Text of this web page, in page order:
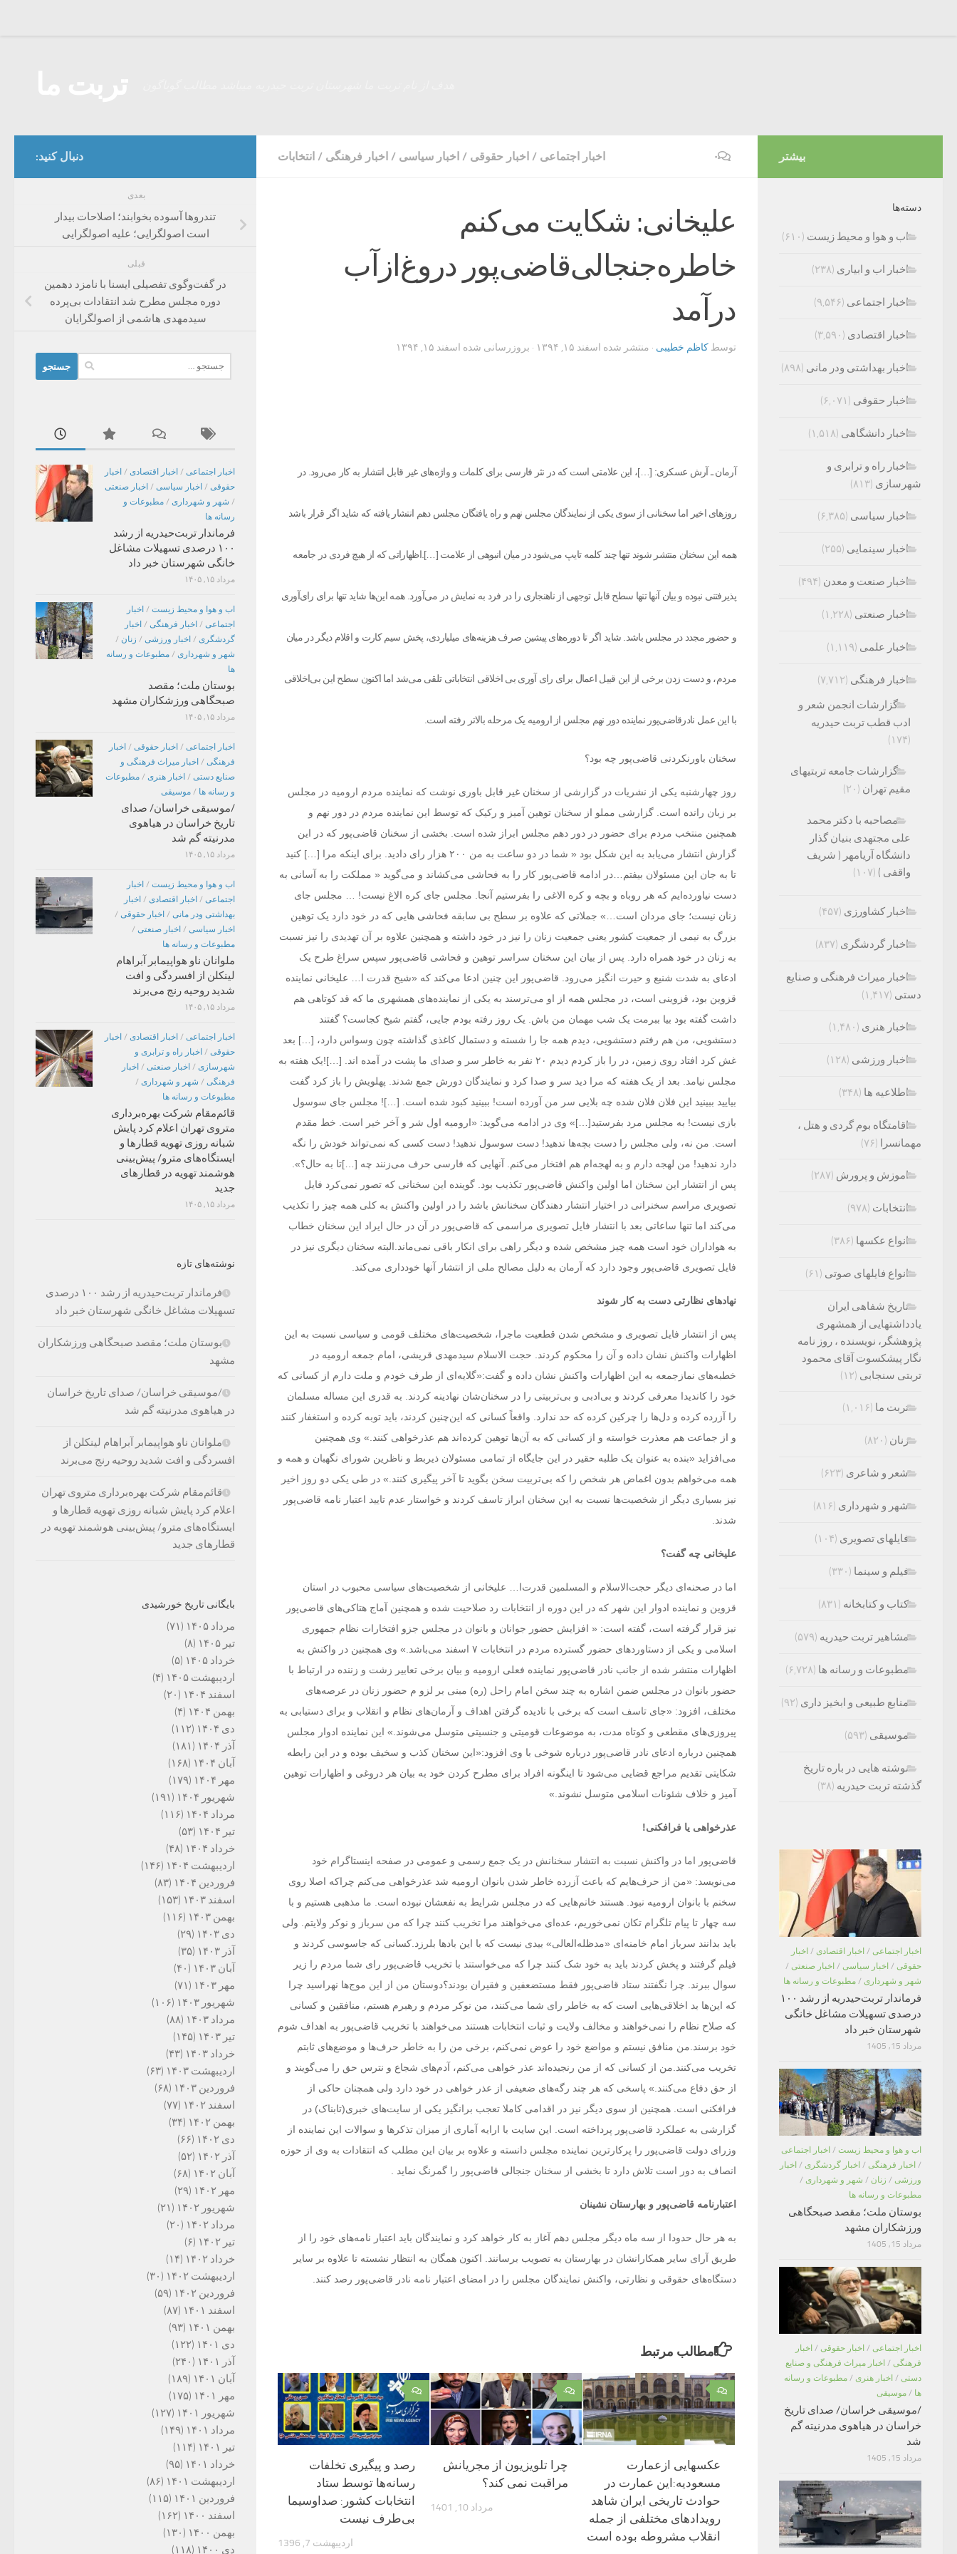
اخبار اجتماعی / اخبار حقوقی / اخبار سیاسی / اخبار فرهنگی / انتخابات ۰
علیخانی: شکایت می‌کنم
خاطره‌جنجالی‌قاضی‌پور دروغ‌از‌آب
درآمد
توسط کاظم خطیبی · منتشر شده اسفند ۱۵, ۱۳۹۴ · بروزرسانی شده اسفند ۱۵, ۱۳۹۴
آرمان ـ آرش عسکری: […]، این علامتی است که در نثر فارسی برای کلمات و واژه‌های غیر قابل انتشار به کار می‌رود. در
روز‌های اخیر اما سخنانی از سوی یکی از نمایندگان مجلس نهم و راه یافتگان مجلس دهم انتشار یافته که شاید اگر قرار باشد
همه این سخنان منتشر شوند تنها چند کلمه تایپ می‌شود در میان انبوهی از علامت […].اظهاراتی که از هیچ فردی در جامعه
پذیرفتنی نبوده و بیان آنها تنها سطح قابل توجهی از ناهنجاری را در فرد به نمایش در می‌آورد. همه این‌ها شاید تنها برای رای‌آوری
و حضور مجدد در مجلس باشد. شاید اگر تا دوره‌های پیشین صرف هزینه‌های میلیاردی، پخش سیم کارت و اقلام دیگر در میان
مردم، و دست زدن برخی از این قبیل اعمال برای رای آوری بی اخلاقی انتخاباتی تلقی می‌شد اما اکنون سطح این بی‌اخلاقی
با این عمل نادرقاضی‌پور نماینده دور نهم مجلس از ارومیه یک مرحله بالاتر رفته است.
سخنان باورنکردنی قاضی‌پور چه بود؟
روز چهارشنبه یکی از نشریات در گزارشی از سخنان غیر قابل باوری نوشت که نماینده مردم ارومیه در مجلس
بر زبان رانده است. گزارشی مملو از سخنان توهین آمیز و رکیک که توسط این نماینده مردم در دور نهم و
همچنین منتخب مردم برای حضور در دور دهم مجلس ابراز شده است. بخشی از سخنان قاضی‌پور که در این
گزارش انتشار می‌یابد به این شکل بود « شما د‌ر د‌و ساعت به من ۲۰۰ هزار رای د‌اد‌ید‌. برای اینکه مرا […] کنید‌
تا به جان این مسئولان بیفتم…در ادامه قاضی‌پور کار را به فحاشی می‌کشاند و می‌گوید « مملکت را به آسانی به
د‌ست نیاورد‌ه‌ایم که هر روباه و بچه و کره الاغی را بفرستیم آنجا. مجلس جای کره الاغ نیست! … مجلس جای
زنان نیست؛ جای مرد‌ان است…» جملاتی که علاوه بر سطح بی سابقه فحاشی هایی که در خود دارد یک توهین
بزرگ به نیمی از جمعیت کشور یعنی جمعیت زنان را نیز در خود داشته و همچنین علاوه بر آن تهدیدی را نیز نسبت
به زنان در خود همراه دارد. پس از بیان این سخنان سراسر توهین و فحاشی قاضی‌پور سپس سراغ طرح یک
ادعای به شدت شنیع و حیرت انگیز می‌رود. قاضی‌پور این چنین ادعا می‌کند که «شیخ قد‌رت ا… علیخانی نمایند‌ه
قزوین بود‌، قزوینی است، د‌ر مجلس همه از او می‌ترسند‌ به یکی از نمایند‌ه‌های همشهری ما که قد‌ کوتاهی هم
د‌اشت گفته بود‌ بیا ببرمت یک شب مهمان من باش. یک روز رفته بود‌م جایی، گفتم شیخ کجاست؟ گفتند‌
د‌ستشویی، من هم رفتم د‌ستشویی، د‌ید‌م همه جا را شسته و د‌ستمال کاغذی گذاشته چون وسواس د‌ارد‌، […] بعد‌
غش کرد‌ افتاد‌ روی زمین، د‌ر را باز کرد‌م د‌ید‌م ۲۰ نفر به خاطر سر و صد‌ای ما پشت د‌ر آمد‌ه اند‌. […]!یک هفته به
مجلس نیامد‌. بعد‌ از یک هفته که مرا د‌ید‌ سر و صد‌ا کرد‌ و نمایند‌گان د‌ورش جمع شد‌ند‌. پهلویش را باز کرد‌ گفت
بیایید‌ ببینید‌ این فلان فلان شد‌ه چه بلایی سر من آورد‌ه است! ببینید‌ کبود‌ شد‌ه است. […]! مجلس جای سوسول
بازی نیست! به مجلس مرد‌ بفرستید‌[…]» وی د‌ر اد‌امه می‌گوید: «ارومیه اول شر و آخر خیر است. خط مقد‌م
است. من نه، ولی مجلس را د‌ست بچه‌ها ند‌هید‌! د‌ست سوسول ند‌هید‌! د‌ست کسی که نمی‌تواند‌ خود‌ش را نگه
د‌ارد‌ ند‌هید‌! من لهجه د‌ارم و به لهجه‌ام هم افتخار می‌کنم. آنهایی که فارسی حرف می‌زنند‌ چه […]تا به حال؟».
پس از انتشار این سخنان اما اولین واکنش قاضی‌پور تکذیب بود. گوینده این سخنانی که تصور نمی‌کرد فایل
تصویری مراسم سخنرانی در اختیار انتشار دهندگان سخنانش باشد را در اولین واکنش به کلی همه چیز را تکذیب
می‌کند اما تنها ساعاتی بعد با انتشار فایل تصویری مراسمی که قاضی‌پور در آن در حال ایراد این سخنان خطاب
به هواداران خود است همه چیز مشخص شده و دیگر راهی برای انکار باقی نمی‌ماند.البته سخنان دیگری نیز در
فایل تصویری قاضی‌پور وجود دارد که آرمان به دلیل مصالح ملی از انتشار آنها خودداری می‌کند.
نهاد‌های نظارتی دست به کار شوند
پس از انتشار فایل تصویری و مشخص شدن قطعیت ماجرا، شخصیت‌های مختلف قومی و سیاسی نسبت به این
اظهارات واکنش نشان داده و آن را محکوم کردند. حجت الاسلام سید‌مهد‌ی قریشی، امام ‌جمعه‌ ارومیه د‌ر
خطبه‌های نمازجمعه به این اظهارات واکنش نشان د‌اد‌ه و گفت:«گلایه‌ای از طرف خود‌م و ملت د‌ارم از کسانی که
خود‌ را کاند‌ید‌ا معرفی کرد‌ند‌ و بی‌اد‌بی و بی‌تربیتی را د‌ر سخنان‌شان نهاد‌ینه کرد‌ند‌. به قدری این مساله مسلمان
را آزرده کرده و دل‌ها را چرکین کرده که حد ندارد. واقعاً کسانی که این‌چنین کردند، باید توبه کرده و استغفار کنند
و از جماعت هم معذرت خواسته و از کسانی که به آن‌ها توهین کرده‌اند هم عذرخواهی کنند.» وی همچنین
می‌افزاید «بنده به عنوان یک طلبه‌ حقیر در این جایگاه از تمامی مسئولان ذیربط و ناظرین شورای نگهبان و همه و
همه می‌خواهم بدون اغماض هر شخص را که بی‌تربیت سخن بگوید تا آخر پیگیری کنند.» در طی یکی دو روز اخیر
نیز بسیاری دیگر از شخصیت‌ها نسبت به این سخنان ابراز تاسف کردند و خواستار عدم تایید اعتبار نامه قاضی‌پور
شدند.
علیخانی چه گفت؟
اما در صحنه‌ای دیگر حجت‌الاسلام و المسلمین قدرت‌ا… علیخانی از شخصیت‌های سیاسی محبوب در استان
قزوین و نماینده ادوار این شهر که در این دوره از انتخابات رد صلاحیت شده و همچنین آماج هتاکی‌های قاضی‌پور
نیز قرار گرفته است، گفته است: « افزایش حضور جوانان و بانوان در مجلس جزو افتخارات نظام جمهوری
اسلامی و یکی از دستاوردهای حضور گسترده مردم در انتخابات ۷ اسفند می‌باشد.» وی همچنین در واکنش به
اظهارات منتشر شده از جانب نادر قاضی‌پور نماینده فعلی ارومیه و بیان برخی تعابیر زشت و زننده در ارتباط با
حضور بانوان در مجلس ضمن اشاره به چند سخن امام راحل (ره) مبنی بر لزو م حضور زنان در عرصه‌های
مختلف، افزود: «جای تاسف است که برخی با نادیده گرفتن اهداف و آرمان‌های نظام و انقلاب و برای دستیابی به
پیروزی‌های مقطعی و کوتاه مدت، به موضوعات قومیتی و جنسیتی متوسل می‌شوند.» این نماینده ادوار مجلس
همچنین درباره ادعای نادر قاضی‌پور درباره شوخی با وی افزود:«این سخنان کذب و سخیف بوده و در این رابطه
شکایتی تقدیم مراجع قضایی می‌شود تا اینگونه افراد برای مطرح کردن خود به بیان هر دروغی و اظهارات توهین
آمیز و خلاف شئونات اسلامی متوسل نشوند.»
عذرخواهی یا فرافکنی!
قاضی‌پور اما در واکنش نسبت به انتشار سخنانش در یک جمع رسمی و عمومی در صفحه اینستاگرام خود
می‌نویسد: «من از حرف‌هایم که باعث آزرده خاطر شدن بانوان ارومیه شد عذرخواهی می‌کنم چراکه اصلا روی
سخنم با بانوان ارومیه نبود. هستند خانم‌هایی که در مجلس شرایط به نفعشان نبوده است. ما مذهبی هستیم و با
سه چهار تا پیام تلگرام تکان نمی‌خوریم، عده‌ای می‌خواهند مرا تخریب کنند چرا که من سرباز و نوکر ولایتم. ولی
باید بدانند سرباز امام خامنه‌ای «مدظله‌العالی» بیدی نیست که با این بادها بلرزد.کسانی که جاسوسی کردند و
فیلم گرفتند و پخش کردند باید به خود شک کنند چرا که می‌خواستند با تخریب قاضی‌پور رای شما مردم را زیر
سوال ببرند. چرا نگفتند ستاد قاضی‌پور فقط مستضعفین و فقیران بودند؟دوستان من از این موج‌ها نهراسید چرا
که این‌ها بد اخلاقی‌هایی است که به خاطر رای شما می‌کنند، من نوکر مردم و رهبرم هستم، منافقین و کسانی
که صلاح نظام را نمی‌خواهند و مخالف ولایت و ثبات انتخابات هستند می‌خواهند با تخریب قاضی‌پور به اهداف شوم
خود برسند.من منافق نیستم و مواضع خود را عوض نمی‌کنم، برخی من را به خاطر حرف‌ها و موضع‌های ثابتم
تخریب می‌کنند.من از کسانی که از من رنجیده‌اند عذر خواهی می‌کنم، آدم‌های شجاع و نترس حق را می‌گویند و
از حق دفاع می‌کنند.» پاسخی که هر چند رگه‌های ضعیفی از عذر خواهی در خود دارد ولی همچنان حاکی از
فرافکنی است. همچنین از سوی دیگر نیز در اقدامی کاملا تعجب برانگیز یکی از سایت‌های خبری(تابناک) در
گزارشی به عملکرد قاضی‌پور پرداخته است. این سایت با ارایه آماری از میزان تذکر‌ها و سوالات این نماینده از
وزرای دولت قاضی‌پور را پرکارترین نماینده مجلس دانسته و علاوه بر بیان این مطلب که انتقادات به وی از حوزه
انصاف به دور است تلاش دارد تا بخشی از سخنان جنجالی قاضی‌پور را گمرنگ نماید .
اعتبارنامه قاضی‌پور و بهارستان نشینان
به هر حال حدودا از سه ماه دیگر مجلس دهم آغاز به کار خواهد کرد و نمایندگان باید اعتبار نامه‌های خود را از
طریق آرای سایر همکارانشان در بهارستان به تصویب برسانند. اکنون همگان به انتظار نشسته تا علاوه بر سایر
دستگاه‌های حقوقی و نظارتی، واکنش نمایندگان مجلس را در امضای اعتبار نامه نادر قاضی‌پور رصد کنند.
مطالب مرتبط
۰
رصد و پیگیری تخلفات
رسانه‌ها توسط ستاد
انتخابات کشور: صداوسیما
بی‌طرف نیست
اردیبهشت 7, 1396
۰
چرا تلویزیون از مجریانش
مراقبت نمی کند؟
مرداد 10, 1401
۰
عکسهایی ازعمارت
مسعودیه:این عمارت در
حوادث تاریخی ایران شاهد
رویدادهای مختلفی از جمله
انقلاب مشروطه بوده است
دنبال کنید:
بعدی
تندروها آسوده بخوابند؛ اصلاحات بیدار
است اصولگرایی؛ علیه اصولگرایی
قبلی
در گفت‌وگوی تفصیلی ایسنا با نامزد دهمین
دوره مجلس مطرح شد انتقادات بی‌پرده
سیدمهدی هاشمی از اصولگرایان
برای:
اخبار اجتماعی / اخبار اقتصادی / اخبار
حقوقی / اخبار سیاسی / اخبار صنعتی
/ شهر و شهرداری / مطبوعات و
رسانه ها
فرماندار تربت‌حیدریه از رشد
۱۰۰ درصدی تسهیلات مشاغل
خانگی شهرستان خبر داد
مرداد ۱۵, ۱۴۰۵
اب و هوا و محیط زیست / اخبار
اجتماعی / اخبار فرهنگی / اخبار
گردشگری / اخبار ورزشی / زنان /
شهر و شهرداری / مطبوعات و رسانه
ها
بوستان ملت؛ مقصد
صبحگاهی ورزشکاران مشهد
مرداد ۱۵, ۱۴۰۵
اخبار اجتماعی / اخبار حقوقی / اخبار
فرهنگی / اخبار میراث فرهنگی و
صنایع دستی / اخبار هنری / مطبوعات
و رسانه ها / موسیقی
/موسیقی خراسان/ صدای
تاریخ خراسان در هیاهوی
مدرنیته گم شد
مرداد ۱۵, ۱۴۰۵
اب و هوا و محیط زیست / اخبار
اجتماعی / اخبار اقتصادی / اخبار
بهداشتی ودر مانی / اخبار حقوقی /
اخبار سیاسی / اخبار صنعتی /
مطبوعات و رسانه ها
ملوانان ناو هواپیمابر آبراهام
لینکلن از افسردگی و افت
شدید روحیه رنج می‌برند
مرداد ۱۵, ۱۴۰۵
اخبار اجتماعی / اخبار اقتصادی / اخبار
حقوقی / اخبار راه و ترابری و
شهرسازی / اخبار صنعتی / اخبار
فرهنگی / شهر و شهرداری /
مطبوعات و رسانه ها
قائم‌مقام شرکت بهره‌برداری
متروی تهران اعلام کرد پایش
شبانه روزی تهویه قطارها و
ایستگاه‌های مترو/ پیش‌بینی
هوشمند تهویه در قطارهای
جدید
مرداد ۱۵, ۱۴۰۵
نوشته‌های تازه
فرماندار تربت‌حیدریه از رشد ۱۰۰ درصدی
تسهیلات مشاغل خانگی شهرستان خبر داد
بوستان ملت؛ مقصد صبحگاهی ورزشکاران
مشهد
/موسیقی خراسان/ صدای تاریخ خراسان
در هیاهوی مدرنیته گم شد
ملوانان ناو هواپیمابر آبراهام لینکلن از
افسردگی و افت شدید روحیه رنج می‌برند
قائم‌مقام شرکت بهره‌برداری متروی تهران
اعلام کرد پایش شبانه روزی تهویه قطارها و
ایستگاه‌های مترو/ پیش‌بینی هوشمند تهویه در
قطارهای جدید
بایگانی تاریخ خورشیدی
مرداد ۱۴۰۵
(۷۱)
تیر ۱۴۰۵
(۸)
خرداد ۱۴۰۵
(۵)
اردیبهشت ۱۴۰۵
(۴)
اسفند ۱۴۰۴
(۲۰)
بهمن ۱۴۰۴
(۴)
دی ۱۴۰۴
(۱۱۲)
آذر ۱۴۰۴
(۱۸۱)
آبان ۱۴۰۴
(۱۶۸)
مهر ۱۴۰۴
(۱۷۹)
شهریور ۱۴۰۴
(۱۹۱)
مرداد ۱۴۰۴
(۱۱۶)
تیر ۱۴۰۴
(۵۳)
خرداد ۱۴۰۴
(۴۸)
اردیبهشت ۱۴۰۴
(۱۴۶)
فروردین ۱۴۰۴
(۸۳)
اسفند ۱۴۰۳
(۱۵۳)
بهمن ۱۴۰۳
(۱۱۶)
دی ۱۴۰۳
(۲۹)
آذر ۱۴۰۳
(۳۵)
آبان ۱۴۰۳
(۴۰)
مهر ۱۴۰۳
(۷۱)
شهریور ۱۴۰۳
(۱۰۶)
مرداد ۱۴۰۳
(۸۸)
تیر ۱۴۰۳
(۱۴۵)
خرداد ۱۴۰۳
(۴۳)
اردیبهشت ۱۴۰۳
(۶۳)
فروردین ۱۴۰۳
(۶۸)
اسفند ۱۴۰۲
(۷۷)
بهمن ۱۴۰۲
(۳۴)
دی ۱۴۰۲
(۶۶)
آذر ۱۴۰۲
(۵۲)
آبان ۱۴۰۲
(۶۸)
مهر ۱۴۰۲
(۲۹)
شهریور ۱۴۰۲
(۲۱)
مرداد ۱۴۰۲
(۲۰)
تیر ۱۴۰۲
(۶)
خرداد ۱۴۰۲
(۱۴)
اردیبهشت ۱۴۰۲
(۳۰)
فروردین ۱۴۰۲
(۵۹)
اسفند ۱۴۰۱
(۸۷)
بهمن ۱۴۰۱
(۹۳)
دی ۱۴۰۱
(۱۲۲)
آذر ۱۴۰۱
(۲۴۰)
آبان ۱۴۰۱
(۱۸۹)
مهر ۱۴۰۱
(۱۷۵)
شهریور ۱۴۰۱
(۱۲۷)
مرداد ۱۴۰۱
(۱۴۹)
تیر ۱۴۰۱
(۱۱۴)
خرداد ۱۴۰۱
(۹۵)
اردیبهشت ۱۴۰۱
(۸۶)
فروردین ۱۴۰۱
(۱۱۵)
اسفند ۱۴۰۰
(۱۶۲)
بهمن ۱۴۰۰
(۱۳۰)
دی ۱۴۰۰
(۱۱۸)
بیشتر
دسته‌ها
اب و هوا و محیط زیست (۶۱۰)
اخبار اب و ابیاری (۲۳۸)
اخبار اجتماعی (۹,۵۴۶)
اخبار اقتصادی (۳,۵۹۰)
اخبار بهداشتی ودر مانی (۸۹۸)
اخبار حقوقی (۶,۰۷۱)
اخبار دانشگاهی (۱,۵۱۸)
اخبار راه و ترابری و
شهرسازی (۸۱۳)
اخبار سیاسی (۶,۳۸۵)
اخبار سینمایی (۲۵۵)
اخبار صنعت و معدن (۴۹۴)
اخبار صنعتی (۱,۲۲۸)
اخبار علمی (۱,۱۱۹)
اخبار فرهنگی (۷,۷۱۲)
گزارشات انجمن شعر و
ادب قطب تربت حیدریه
(۱۷۴)
گزارشات جامعه تربتیهای
مقیم تهران (۲۰)
مصاحبه با دکتر محمد
علی مجتهدی بنیان گذار
دانشگاه آریامهر ( شریف
واقفی ) (۱۰۷)
اخبار کشاورزی (۴۵۷)
اخبار گردشگری (۸۳۷)
اخبار میراث فرهنگی و صنایع
دستی (۱,۴۱۷)
اخبار هنری (۱,۴۸۰)
اخبار ورزشی (۱۲۸)
اطلاعیه ها (۳۴۸)
اقامتگاه بوم گردی و هتل ،
مهمانسرا (۷۶)
اموزش و پرورش (۲۸۷)
انتخابات (۹۷۸)
انواع عکسها (۳۸۶)
انواع فایلهای صوتی (۶۱)
تاریخ شفاهی ایران
یادداشتهایی از همشهری
پژوهشگر، نویسنده ، روز نامه
نگار پیشکسوت آقای محمود
تربتی سنجابی (۱۲)
تربت ما (۱,۰۱۶)
زنان (۸۲۰)
شعر و شاعری (۶۲۳)
شهر و شهرداری (۸۱۶)
فایلهای تصویری (۱۰۴)
فیلم و سینما (۳۳۰)
کتاب و کتابخانه (۸۳۱)
مشاهیر تربت حیدریه (۵۷۹)
مطبوعات و رسانه ها (۶,۷۲۸)
منابع طبیعی و ابخیز داری (۹۲)
موسیقی (۵۹۳)
نوشته هایی در باره تاریخ
گذشته تربت حیدریه (۳۸)
اخبار اجتماعی / اخبار اقتصادی / اخبار
حقوقی / اخبار سیاسی / اخبار صنعتی /
شهر و شهرداری / مطبوعات و رسانه ها
فرماندار تربت‌حیدریه از رشد ۱۰۰
درصدی تسهیلات مشاغل خانگی
شهرستان خبر داد
مرداد 15, 1405
اب و هوا و محیط زیست / اخبار اجتماعی
/ اخبار فرهنگی / اخبار گردشگری / اخبار
ورزشی / زنان / شهر و شهرداری /
مطبوعات و رسانه ها
بوستان ملت؛ مقصد صبحگاهی
ورزشکاران مشهد
مرداد 15, 1405
اخبار اجتماعی / اخبار حقوقی / اخبار
فرهنگی / اخبار میراث فرهنگی و صنایع
دستی / اخبار هنری / مطبوعات و رسانه
ها / موسیقی
/موسیقی خراسان/ صدای تاریخ
خراسان در هیاهوی مدرنیته گم
شد
مرداد 15, 1405